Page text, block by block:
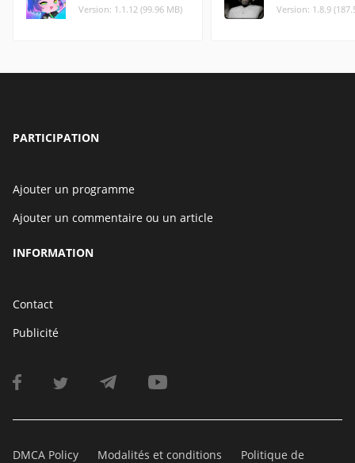
Version: 1.1.12 (99.96 MB) Version: 1.8.9
PARTICIPATION
Ajouter un programme
Ajouter un commentaire ou un article
INFORMATION
Contact
Publicité
DMCA Policy Modalités et conditions Politique de